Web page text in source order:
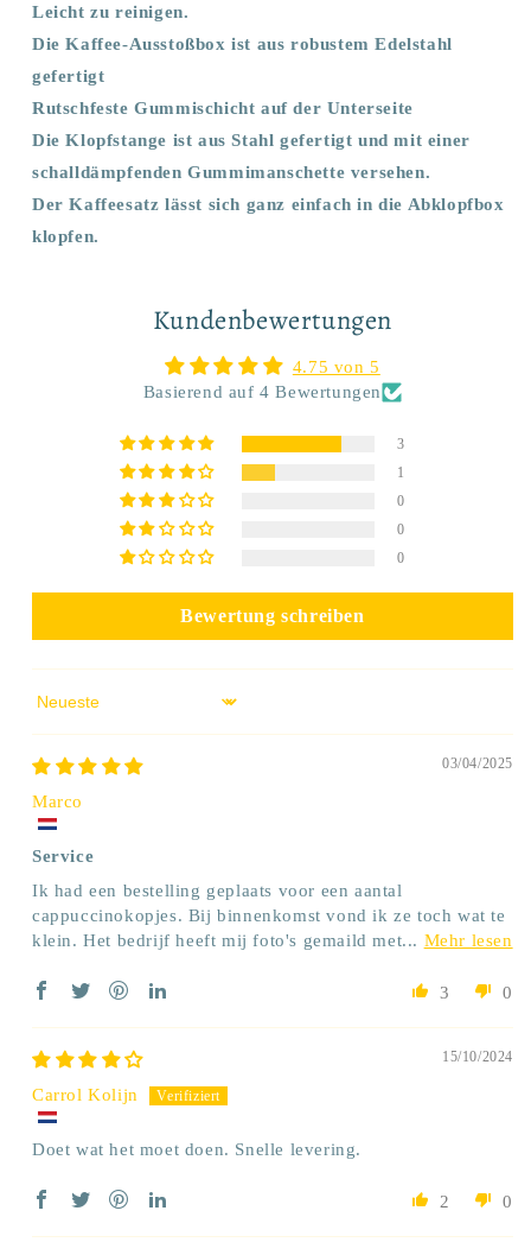
Leicht zu reinigen.
Die Kaffee-Ausstoßbox ist aus robustem Edelstahl
gefertigt
Rutschfeste Gummischicht auf der Unterseite
Die Klopfstange ist aus Stahl gefertigt und mit einer
schalldämpfenden Gummimanschette versehen.
Der Kaffeesatz lässt sich ganz einfach in die Abklopfbox
klopfen.
Kundenbewertungen
4.75 von 5
Basierend auf 4 Bewertungen
3
1
0
0
0
Bewertung schreiben
Sort by
03/04/2025
Marco
Service
Ik had een bestelling geplaats voor een aantal
cappuccinokopjes. Bij binnenkomst vond ik ze toch wat te
klein. Het bedrijf heeft mij foto's gemaild met... Mehr lesen
3 0
15/10/2024
Carrol Kolijn
Doet wat het moet doen. Snelle levering.
2 0